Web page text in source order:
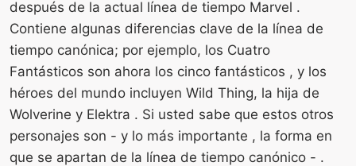
después de la actual línea de tiempo Marvel .
Contiene algunas diferencias clave de la línea de
tiempo canónica; por ejemplo, los Cuatro
Fantásticos son ahora los cinco fantásticos , y los
héroes del mundo incluyen Wild Thing, la hija de
Wolverine y Elektra . Si usted sabe que estos otros
personajes son - y lo más importante , la forma en
que se apartan de la línea de tiempo canónico - .